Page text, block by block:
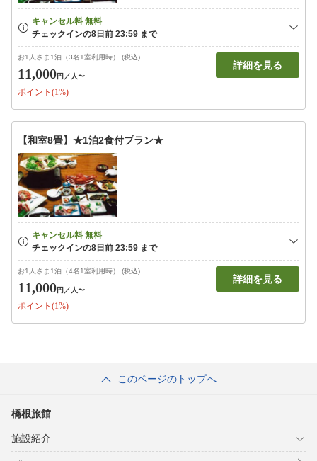
お1人さま1泊（3名1室利用時） (税込)
11,000円 ／人〜
ポイント(1%)
詳細を見る
【和室8畳】★1泊2食付プラン★
お1人さま1泊（4名1室利用時） (税込)
11,000円 ／人〜
ポイント(1%)
詳細を見る
このページのトップへ
橋根旅館
施設紹介